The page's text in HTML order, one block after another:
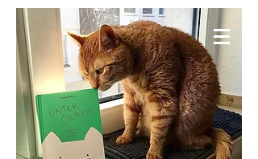
KNIESELS WELT